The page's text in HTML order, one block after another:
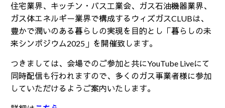
住宅業界、キッチン・バス工業会、ガス石油機器業界、
ガス体エネルギー業界で構成するウィズガスCLUBは、
豊かで潤いのある暮らしの実現を目的とし「暮らしの未
来シンポジウム2025 」を開催致します。
つきましては、会場でのご参加と共にYouTube Liveにて
同時配信も行われますので、多くのガス事業者様に参加
していただけるようご案内いたします。